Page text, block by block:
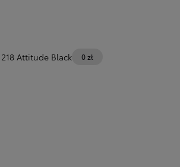
218 Attitude Black 0 zł